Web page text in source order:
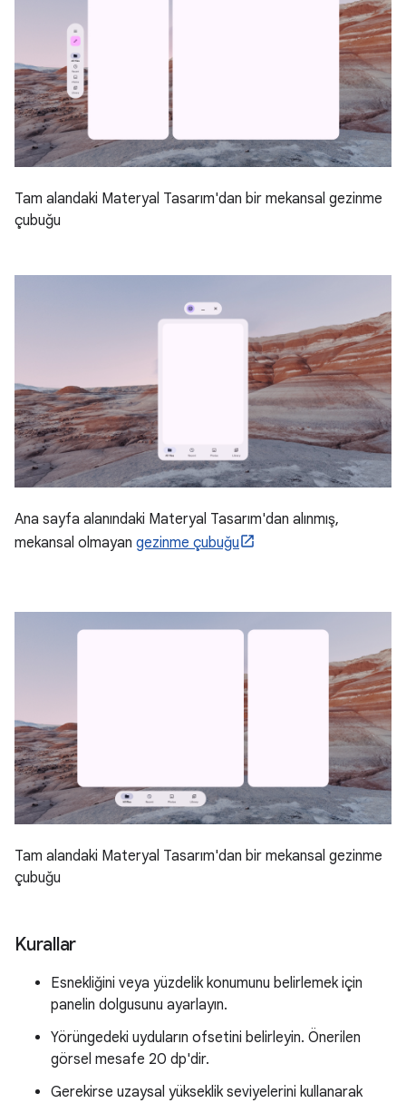
Tam alandaki Materyal Tasarım'dan bir mekansal gezinme
çubuğu
Ana sayfa alanındaki Materyal Tasarım'dan alınmış,
mekansal olmayan gezinme çubuğu
Tam alandaki Materyal Tasarım'dan bir mekansal gezinme
çubuğu
Kurallar
Esnekliğini veya yüzdelik konumunu belirlemek için
panelin dolgusunu ayarlayın.
Yörüngedeki uyduların ofsetini belirleyin. Önerilen
görsel mesafe 20 dp'dir.
Gerekirse uzaysal yükseklik seviyelerini kullanarak